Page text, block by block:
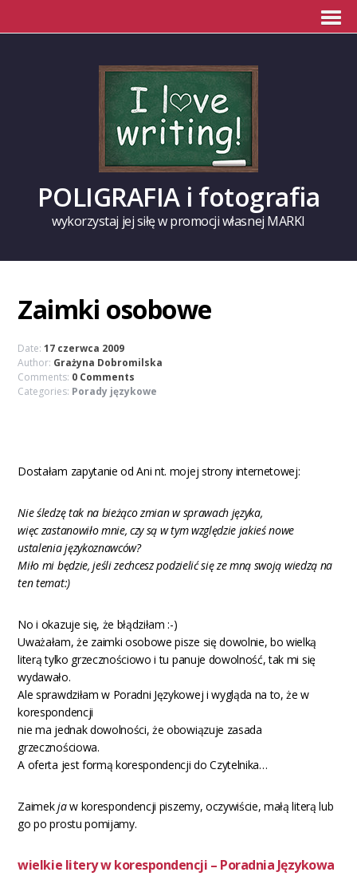
POLIGRAFIA i fotografia
wykorzystaj jej siłę w promocji własnej MARKI
Zaimki osobowe
Date:17 czerwca 2009
Author: Grażyna Dobromilska
Comments: 0 Comments
Categories: Porady językowe
Dostałam zapytanie od Ani nt. mojej strony internetowej:
Nie śledzę tak na bieżąco zmian w sprawach języka,
więc zastanowiło mnie, czy są w tym względzie jakieś nowe
ustalenia językoznawców?
Miło mi będzie, jeśli zechcesz podzielić się ze mną swoją wiedzą na
ten temat:)
No i okazuje się, że błądziłam :-)
Uważałam, że zaimki osobowe pisze się dowolnie, bo wielką
literą tylko grzecznościowo i tu panuje dowolność, tak mi się
wydawało.
Ale sprawdziłam w Poradni Językowej i wygląda na to, że w
korespondencji
nie ma jednak dowolności, że obowiązuje zasada
grzecznościowa.
A oferta jest formą korespondencji do Czytelnika…
Zaimekjaw korespondencji piszemy, oczywiście, małą literą lub
go po prostu pomijamy.
wielkie litery w korespondencji – Poradnia Językowa